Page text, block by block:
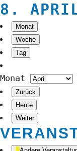
8.
Monat
Woche
Tag
Monat
Zurück
Heute
Weiter